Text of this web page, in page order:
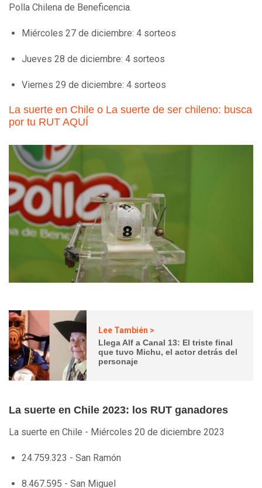
Polla Chilena de Beneficencia.
Miércoles 27 de diciembre: 4 sorteos
Jueves 28 de diciembre: 4 sorteos
Viernes 29 de diciembre: 4 sorteos
La suerte en Chile o La suerte de ser chileno: busca
por tu RUT AQUÍ
Lee También >
Llega Alf a Canal 13: El triste final
que tuvo Michu, el actor detrás del
personaje
La suerte en Chile 2023: los RUT ganadores
La suerte en Chile - Miércoles 20 de diciembre 2023
24.759.323 - San Ramón
8.467.595 - San Miguel